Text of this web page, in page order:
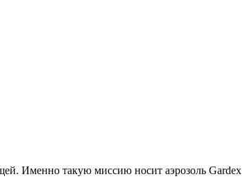
Именно такую миссию носит аэрозоль Gardex